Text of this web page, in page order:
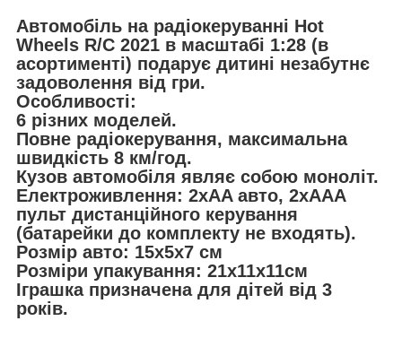
Автомобіль на радіокеруванні Hot
Wheels R/C 2021 в масштабі 1:28 (в
асортименті) подарує дитині незабутнє
задоволення від гри.
Особливості:
6 різних моделей.
Повне радіокерування, максимальна
швидкість 8 км/год.
Кузов автомобіля являє собою моноліт.
Електроживлення: 2xAA авто, 2xAAA
пульт дистанційного керування
(батарейки до комплекту не входять).
Розмір авто: 15x5x7 см
Розміри упакування: 21x11x11см
Іграшка призначена для дітей від 3
років.